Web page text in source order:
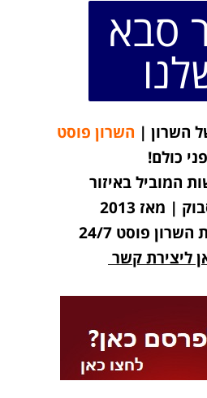
סבא
השרון | השרון פוסט
כולם!
המוביל באיזור
| מאז 2013
פוסט 24/7
ליצירת קשר